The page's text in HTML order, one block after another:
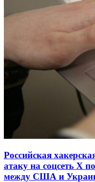
Российская
атаку на соцсеть Х
между США и